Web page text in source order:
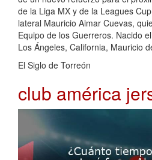
de la Liga MX y de la Leagues
lateral Mauricio Aimar Cuevas,
Equipo de los Guerreros. Nacido
Los Ángeles, California, Mauricio
El Siglo de Torreón
club américa